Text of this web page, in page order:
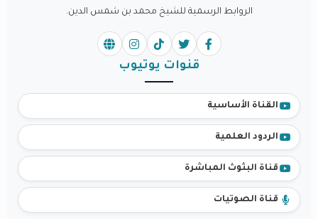
الروابط الرسمية للشيخ محمد بن شمس الدين.
قنوات يوتيوب
القناة الأساسية
الردود العلمية
قناة البثوث المباشرة
قناة الصوتيات